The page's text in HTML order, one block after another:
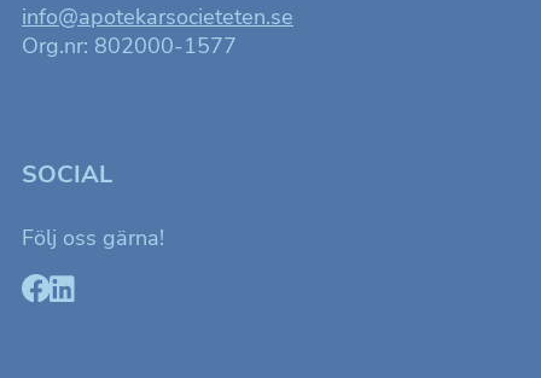
info@apotekarsocieteten.se
Org.nr: 802000-1577
SOCIAL
Följ oss gärna!